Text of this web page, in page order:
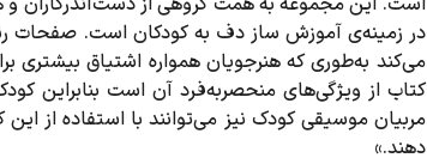
در زمینه‌ی آموزش ساز دف به کودکان است. صفحات
می‌کند به‌طوری که هنرجویان همواره اشتیاق بیشتری
کتاب از ویژگی‌های منحصربه‌فرد آن است بنابراین
مربیان موسیقی کودک نیز می‌توانند با استفاده از
دهند.»